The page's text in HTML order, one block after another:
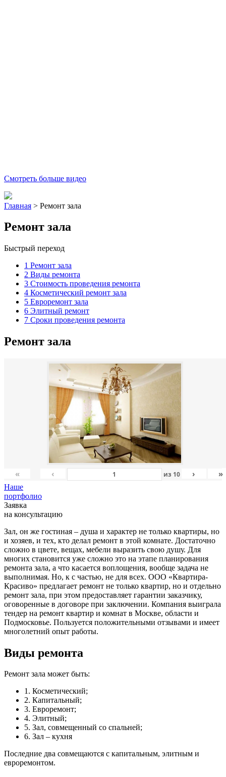
Смотреть больше видео
Главная > Ремонт зала
Ремонт зала
Быстрый переход
1 Ремонт зала
2 Виды ремонта
3 Стоимость проведения ремонта
4 Косметический ремонт зала
5 Евроремонт зала
6 Элитный ремонт
7 Сроки проведения ремонта
Ремонт зала
« ‹ из 10 › »
Наше
портфолио
Заявка
на консультацию
Зал, он же гостиная – душа и характер не только квартиры, но
и хозяев, и тех, кто делал ремонт в этой комнате. Достаточно
сложно в цвете, вещах, мебели выразить свою душу. Для
многих становится уже сложно это на этапе планирования
ремонта зала, а что касается воплощения, вообще задача не
выполнимая. Но, к с частью, не для всех. ООО «Квартира-
Красиво» предлагает ремонт не только квартир, но и отдельно
ремонт зала, при этом предоставляет гарантии заказчику,
оговоренные в договоре при заключении. Компания выиграла
тендер на ремонт квартир и комнат в Москве, области и
Подмосковье. Пользуется положительными отзывами и имеет
многолетний опыт работы.
Виды ремонта
Ремонт зала может быть:
1. Косметический;
2. Капитальный;
3. Евроремонт;
4. Элитный;
5. Зал, совмещенный со спальней;
6. Зал – кухня
Последние два совмещаются с капитальным, элитным и
евроремонтом.